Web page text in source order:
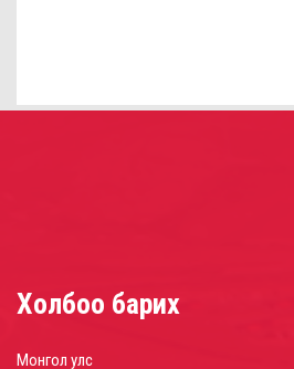
Холбоо барих
Монгол улс